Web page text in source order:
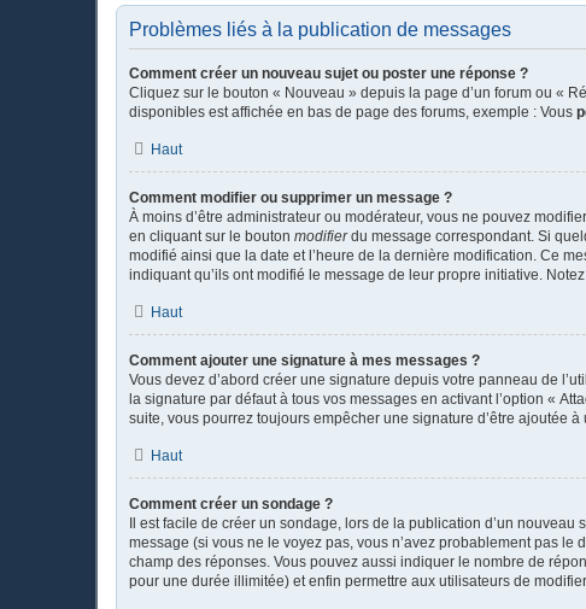
Problèmes liés à la publication de messages
Comment créer un nouveau sujet ou poster une réponse ?
Cliquez sur le bouton « Nouveau » depuis la page d’un forum ou «
disponibles est affichée en bas de page des forums, exemple : Vous
Haut
Comment modifier ou supprimer un message ?
À moins d’être administrateur ou modérateur, vous ne pouvez
en cliquant sur le bouton modifierdu message correspondant. Si
modifié ainsi que la date et l’heure de la dernière modification. Ce
indiquant qu’ils ont modifié le message de leur propre initiative.
Haut
Comment ajouter une signature à mes messages ?
Vous devez d’abord créer une signature depuis votre panneau de
la signature par défaut à tous vos messages en activant l’option «
suite, vous pourrez toujours empêcher une signature d’être ajoutée
Haut
Comment créer un sondage ?
Il est facile de créer un sondage, lors de la publication d’un
message (si vous ne le voyez pas, vous n’avez probablement pas
champ des réponses. Vous pouvez aussi indiquer le nombre de
pour une durée illimitée) et enfin permettre aux utilisateurs de modifier